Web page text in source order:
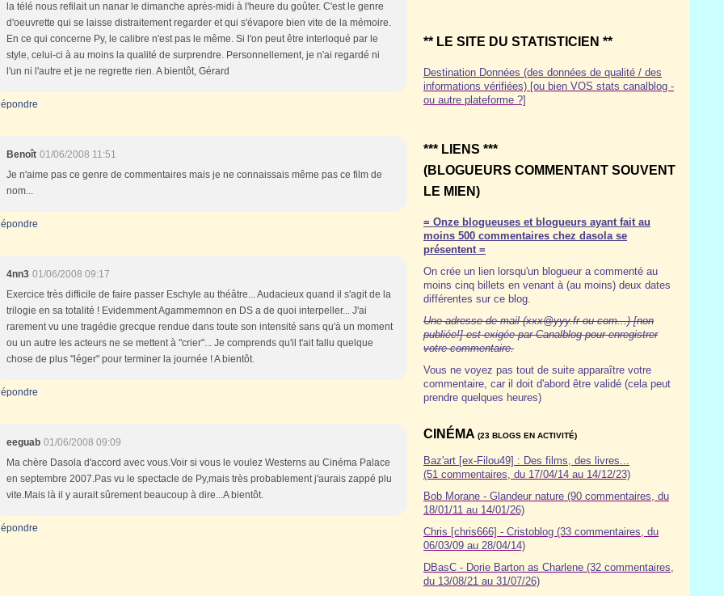
la télé nous refilait un nanar le dimanche après-midi à l'heure du goûter. C'est le genre
d'oeuvrette qui se laisse distraitement regarder et qui s'évapore bien vite de la mémoire.
En ce qui concerne Py, le calibre n'est pas le même. Si l'on peut être interloqué par le
style, celui-ci à au moins la qualité de surprendre. Personnellement, je n'ai regardé ni
l'un ni l'autre et je ne regrette rien. A bientôt, Gérard
Benoît 01/06/2008 11:51
Je n'aime pas ce genre de commentaires mais je ne connaissais même pas ce film de
nom...
4nn3 01/06/2008 09:17
Exercice très difficile de faire passer Eschyle au théâtre... Audacieux quand il s'agit de la
trilogie en sa totalité ! Evidemment Agammemnon en DS a de quoi interpeller... J'ai
rarement vu une tragédie grecque rendue dans toute son intensité sans qu'à un moment
ou un autre les acteurs ne se mettent à "crier"... Je comprends qu'il t'ait fallu quelque
chose de plus "léger" pour terminer la journée ! A bientôt.
eeguab 01/06/2008 09:09
Ma chère Dasola d'accord avec vous.Voir si vous le voulez Westerns au Cinéma Palace
en septembre 2007.Pas vu le spectacle de Py,mais très probablement j'aurais zappé plu
vite.Mais là il y aurait sûrement beaucoup à dire...A bientôt.
** LE SITE DU STATISTICIEN **
Destination Données (des données de qualité / des
informations vérifiées) [ou bien VOS stats canalblog -
ou autre plateforme ?]
*** LIENS ***
(BLOGUEURS COMMENTANT SOUVENT
LE MIEN)
= Onze blogueuses et blogueurs ayant fait au
moins 500 commentaires chez dasola se
présentent =
On crée un lien lorsqu'un blogueur a commenté au
moins cinq billets en venant à (au moins) deux dates
différentes sur ce blog.
Une adresse de mail (xxx@yyy.fr ou com...) [non
publiée!] est exigée par Canalblog pour enregistrer
votre commentaire.
Vous ne voyez pas tout de suite apparaître votre
commentaire, car il doit d'abord être validé (cela peut
prendre quelques heures)
CINÉMA (23 BLOGS EN ACTIVITÉ)
Baz'art [ex-Filou49] : Des films, des livres...
(51 commentaires, du 17/04/14 au 14/12/23)
Bob Morane - Glandeur nature (90 commentaires, du
18/01/11 au 14/01/26)
Chris [chris666] - Cristoblog (33 commentaires, du
06/03/09 au 28/04/14)
DBasC - Dorie Barton as Charlene (32 commentaires,
du 13/08/21 au 31/07/26)